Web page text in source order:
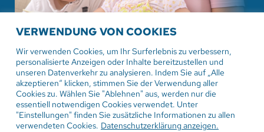
VERWENDUNG VON COOKIES
Wir verwenden Cookies, um Ihr Surferlebnis zu verbessern,
personalisierte Anzeigen oder Inhalte bereitzustellen und
unseren Datenverkehr zu analysieren. Indem Sie auf „Alle
akzeptieren“ klicken, stimmen Sie der Verwendung aller
Cookies zu. Wählen Sie "Ablehnen" aus, werden nur die
essentiell notwendigen Cookies verwendet. Unter
"Einstellungen" finden Sie zusätzliche Informationen zu allen
verwendeten Cookies. Datenschutzerklärung anzeigen.
14. Juli 2026
Familien unter Druck: Wohnen und
Förderprogramme im Fokus